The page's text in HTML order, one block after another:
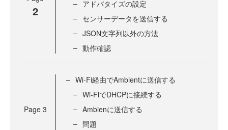
2
アドバタイズの設定
センサーデータを送信する
JSON文字列以外の方法
動作確認
Page 3
Wi-Fi経由でAmbientに送信する
Wi-FiでDHCPに接続する
Ambienに送信する
問題